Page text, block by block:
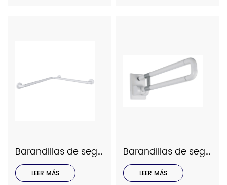
Barandillas de seguridad Interhasa serie modelo 9035
LEER MÁS
Barandillas de seguridad Interhasa Serie Modelo 9033
LEER MÁS